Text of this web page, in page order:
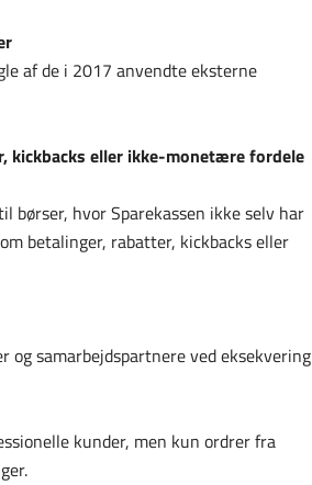
af de i 2017 anvendte eksterne
kickbacks eller ikke-monetære fordele
børser, hvor Sparekassen ikke selv har
betalinger, rabatter, kickbacks eller
samarbejdspartnere ved eksekvering
kunder, men kun ordrer fra